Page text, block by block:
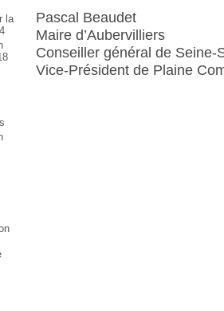
la
Pascal Beaudet
Maire d’Aubervilliers
Conseiller général de Seine-
Vice-Président de Plaine